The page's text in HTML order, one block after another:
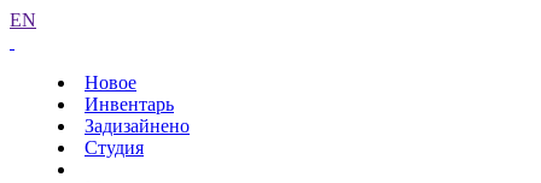
EN
Новое
Инвентарь
Задизайнено
Студия